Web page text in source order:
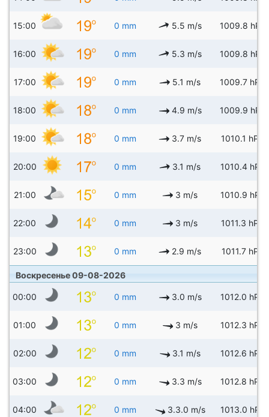
15:00 0 mm 5.5 m/s 1009.8 hPa
16:00 0 mm 5.3 m/s 1009.8 hPa
17:00 0 mm 5.1 m/s 1009.7 hPa
18:00 0 mm 4.9 m/s 1009.9 hPa
19:00 0 mm 3.7 m/s 1010.1 hPa
20:00 0 mm 3.1 m/s 1010.4 hPa
21:00 0 mm 3 m/s 1010.9 hPa
22:00 0 mm 3 m/s 1011.3 hPa
23:00 0 mm 2.9 m/s 1011.7 hPa
Воскресенье 09-08-2026
00:00 0 mm 3.0 m/s 1012.0 hPa
01:00 0 mm 3 m/s 1012.3 hPa
02:00 0 mm 3.1 m/s 1012.6 hPa
03:00 0 mm 3.3 m/s 1012.8 hPa
04:00 0 mm 3.3.0 m/s 1013.0 hPa